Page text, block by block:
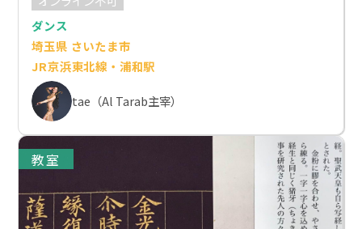
ダンス
埼玉県 さいたま市
JR京浜東北線・浦和駅
tae（Al Tarab主宰）
教室